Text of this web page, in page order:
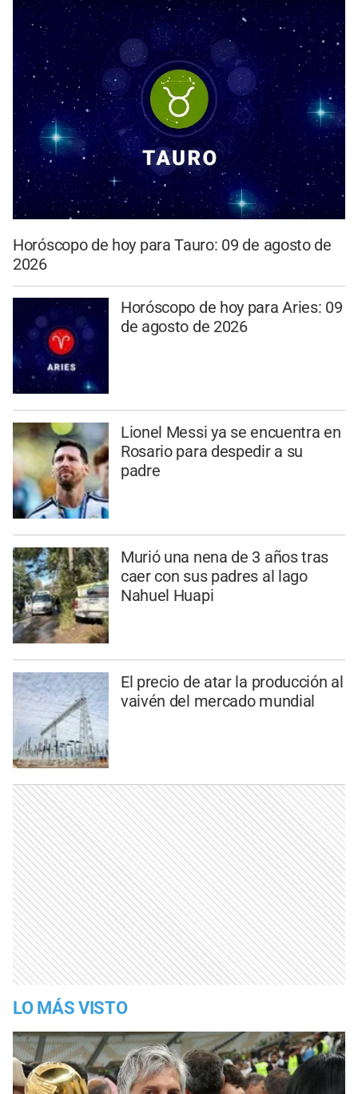
Horóscopo de hoy para Tauro: 09 de agosto de
2026
Horóscopo de hoy para Aries: 09
de agosto de 2026
Lionel Messi ya se encuentra en
Rosario para despedir a su
padre
Murió una nena de 3 años tras
caer con sus padres al lago
Nahuel Huapi
El precio de atar la producción al
vaivén del mercado mundial
LO MÁS VISTO